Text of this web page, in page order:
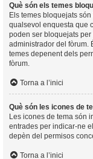
Què són els temes
Els temes bloquejats
qualsevol enquesta que
poden ser bloquejats per
administrador del fòrum.
temes depenent dels
fòrum.
Torna a l’inici
Què són les icones de
Les icones de tema són
entrades per indicar-ne
depèn del permisos
Torna a l’inici